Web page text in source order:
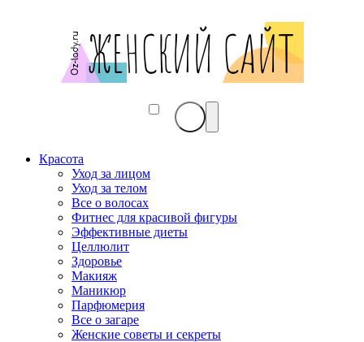
Красота
Уход за лицом
Уход за телом
Все о волосах
Фитнес для красивой фигуры
Эффективные диеты
Целлюлит
Здоровье
Макияж
Маникюр
Парфюмерия
Все о загаре
Женские советы и секреты